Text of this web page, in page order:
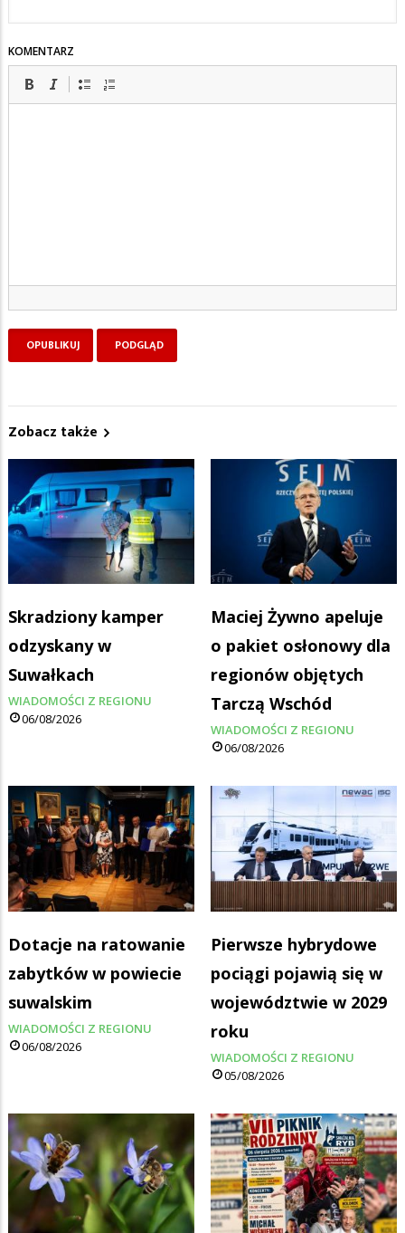
KOMENTARZ
Zobacz także
Skradziony kamper
odzyskany w
Suwałkach
WIADOMOŚCI Z REGIONU
06/08/2026
Maciej Żywno apeluje
o pakiet osłonowy dla
regionów objętych
Tarczą Wschód
WIADOMOŚCI Z REGIONU
06/08/2026
Dotacje na ratowanie
zabytków w powiecie
suwalskim
WIADOMOŚCI Z REGIONU
06/08/2026
Pierwsze hybrydowe
pociągi pojawią się w
województwie w 2029
roku
WIADOMOŚCI Z REGIONU
05/08/2026